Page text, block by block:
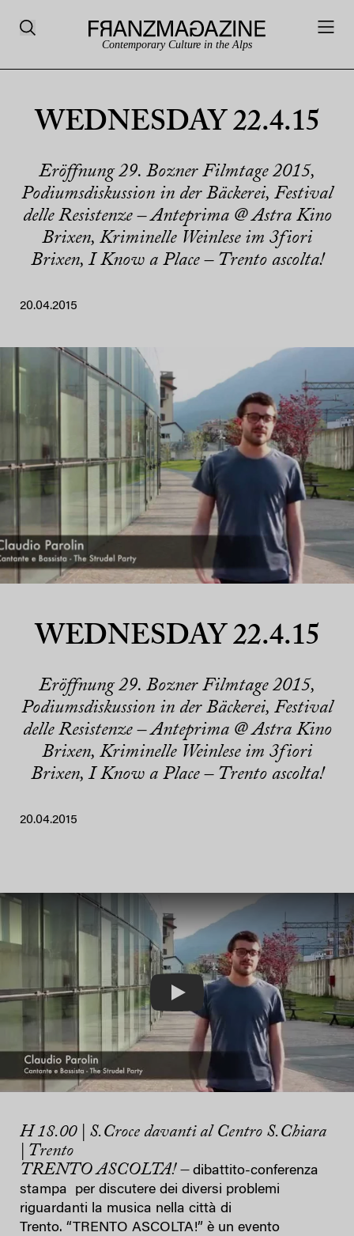
Contemporary Culture in the Alps
WEDNESDAY 22.4.15
Eröffnung 29. Bozner Filmtage 2015,
Podiumsdiskussion in der Bäckerei, Festival
delle Resistenze – Anteprima @ Astra Kino
Brixen, Kriminelle Weinlese im 3fiori
Brixen, I Know a Place – Trento ascolta!
20.04.2015
WEDNESDAY 22.4.15
Eröffnung 29. Bozner Filmtage 2015,
Podiumsdiskussion in der Bäckerei, Festival
delle Resistenze – Anteprima @ Astra Kino
Brixen, Kriminelle Weinlese im 3fiori
Brixen, I Know a Place – Trento ascolta!
20.04.2015
H 18.00 | S.Croce davanti al Centro S.Chiara
| Trento
TRENTO ASCOLTA! – dibattito-conferenza
stampa per discutere dei diversi problemi
riguardanti la musica nella città di
Trento. “TRENTO ASCOLTA!” è un evento